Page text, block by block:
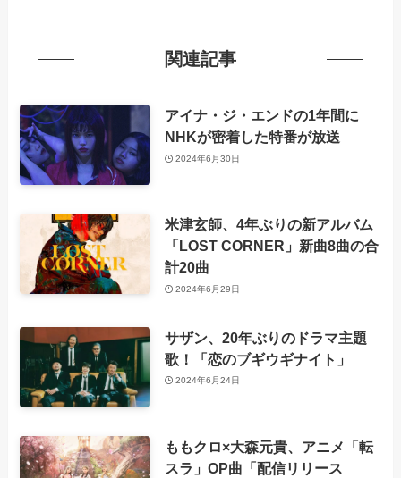
関連記事
アイナ・ジ・エンドの1年間に
NHKが密着した特番が放送
2024年6月30日
米津玄師、4年ぶりの新アルバム
「LOST CORNER」新曲8曲の合
計20曲
2024年6月29日
サザン、20年ぶりのドラマ主題
歌！「恋のブギウギナイト」
2024年6月24日
ももクロ×大森元貴、アニメ「転
スラ」OP曲「配信リリース